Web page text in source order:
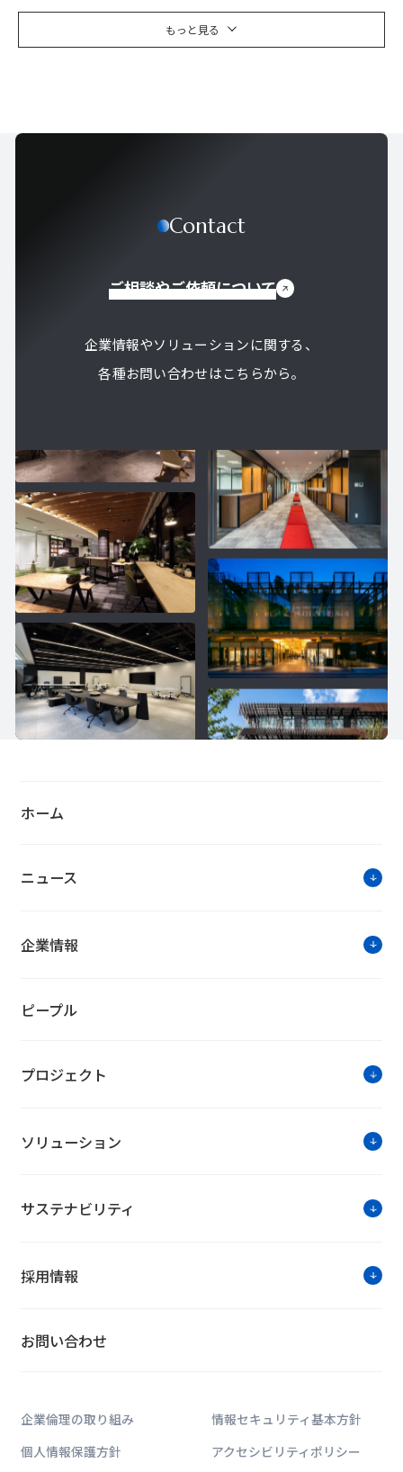
もっと見る
Contact
ご相談やご依頼について
企業情報やソリューションに関する、
各種お問い合わせはこちらから。
ホーム
ニュース
企業情報
ピープル
プロジェクト
ソリューション
サステナビリティ
採用情報
お問い合わせ
企業倫理の取り組み
情報セキュリティ基本方針
個人情報保護方針
アクセシビリティポリシー